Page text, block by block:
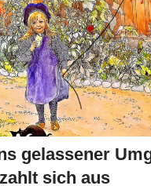
gelassener
sich aus